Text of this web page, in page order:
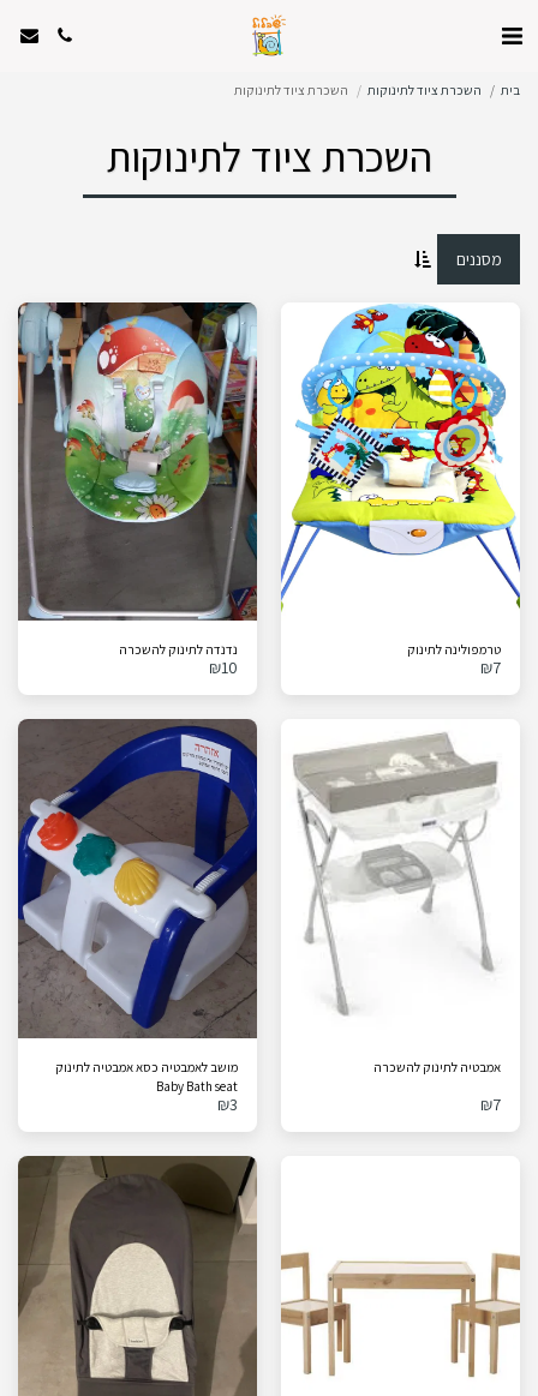
בית השכרת ציוד לתינוקות השכרת ציוד לתינוקות
השכרת ציוד לתינוקות
מסננים
טרמפולינה לתינוק
₪7
נדנדה לתינוק להשכרה
₪10
אמבטיה לתינוק להשכרה
₪7
מושב לאמבטיה כסא אמבטיה לתינוק
Baby Bath seat
₪3